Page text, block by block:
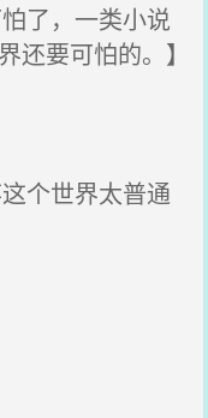
了，一类小说
还要可怕的。】
个世界太普通